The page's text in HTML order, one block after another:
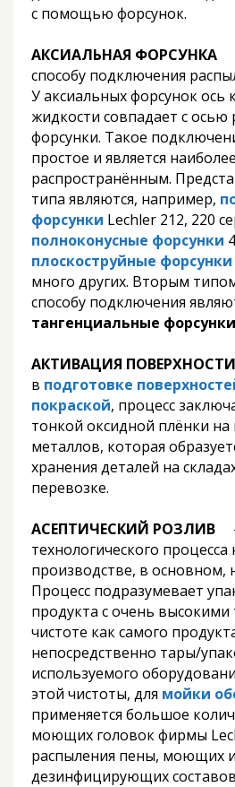
с помощью форсунок.
АКСИАЛЬНАЯ ФОРСУНКА
способу подключения
У аксиальных форсунок ось
жидкости совпадает с осью
форсунки. Такое
простое и является наиболее
распространённым.
типа являются, например,
форсунки Lechler 212, 220
полноконусные форсунки
плоскоструйные форсунки
много других. Вторым
способу подключения
тангенциальные форсунки
АКТИВАЦИЯ
в подготовке
покраской, процесс
тонкой оксидной плёнки на
металлов, которая
хранения деталей на
перевозке.
АСЕПТИЧЕСКИЙ РОЗЛИВ
технологического
производстве, в основном,
Процесс подразумевает
продукта с очень
чистоте как самого
непосредственно тары/
используемого
этой чистоты, для мойки
применяется большое
моющих головок фирмы
распыления пены, моющих и
дезинфицирующих